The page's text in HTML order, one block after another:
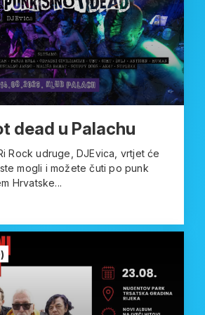
dead u Palachu
Rock udruge, DJEvica, vrtjet će
mogli i možete čuti po punk
Hrvatske...